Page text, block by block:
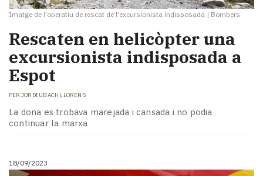
Imatge de l'operatiu de rescat de l'excursionista indisposada | Bombers
Rescaten en helicòpter una
excursionista indisposada a
Espot
PER JORDI UBACH LLORENS
La dona es trobava marejada i cansada i no podia
continuar la marxa
18/09/2023